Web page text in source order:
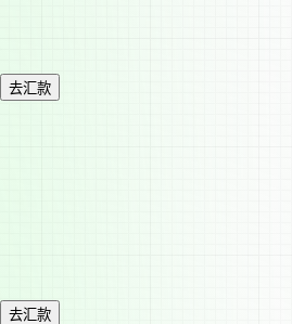
去汇款
去汇款